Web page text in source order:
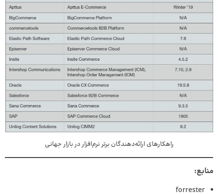
راهکارهای ارائه‌دهندگان برتر نرم‌افزار در بازار جهانی
منابع:
forrester